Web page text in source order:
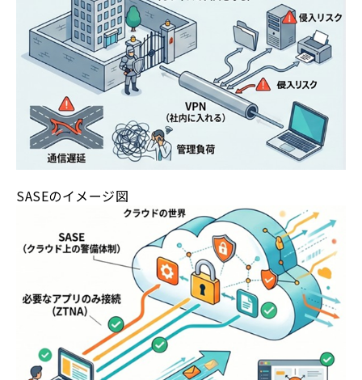
SASEのイメージ図